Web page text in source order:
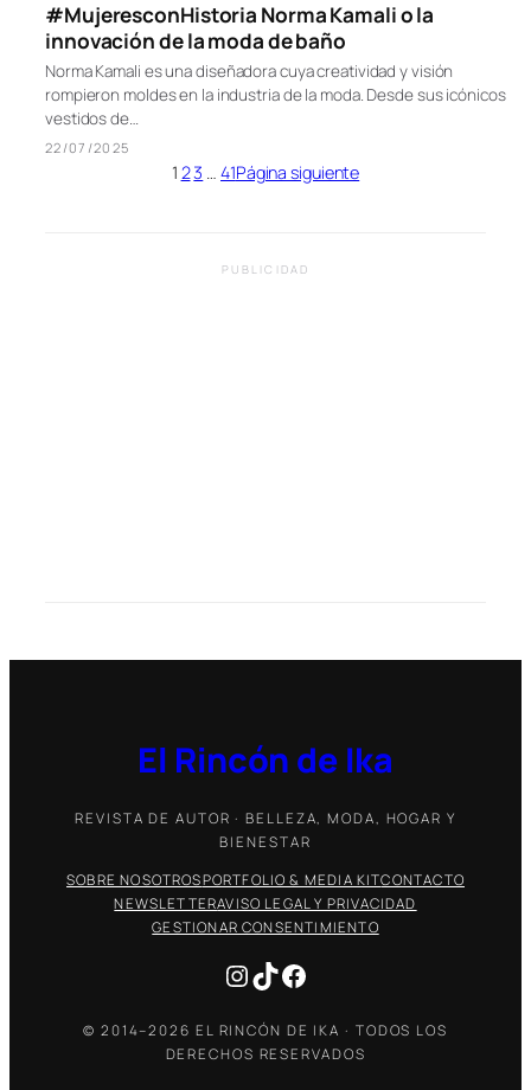
#MujeresconHistoria Norma Kamali o la
innovación de la moda de baño
Norma Kamali es una diseñadora cuya creatividad y visión
rompieron moldes en la industria de la moda. Desde sus icónicos
vestidos de…
22/07/2025
1 23 … 41Página siguiente
PUBLICIDAD
El Rincón de Ika
REVISTA DE AUTOR · BELLEZA, MODA, HOGAR Y
BIENESTAR
SOBRE NOSOTROSPORTFOLIO & MEDIA KITCONTACTO
NEWSLETTERAVISO LEGAL Y PRIVACIDAD
GESTIONAR CONSENTIMIENTO
Instagram
TikTokFacebook
© 2014–2026 EL RINCÓN DE IKA · TODOS LOS
DERECHOS RESERVADOS